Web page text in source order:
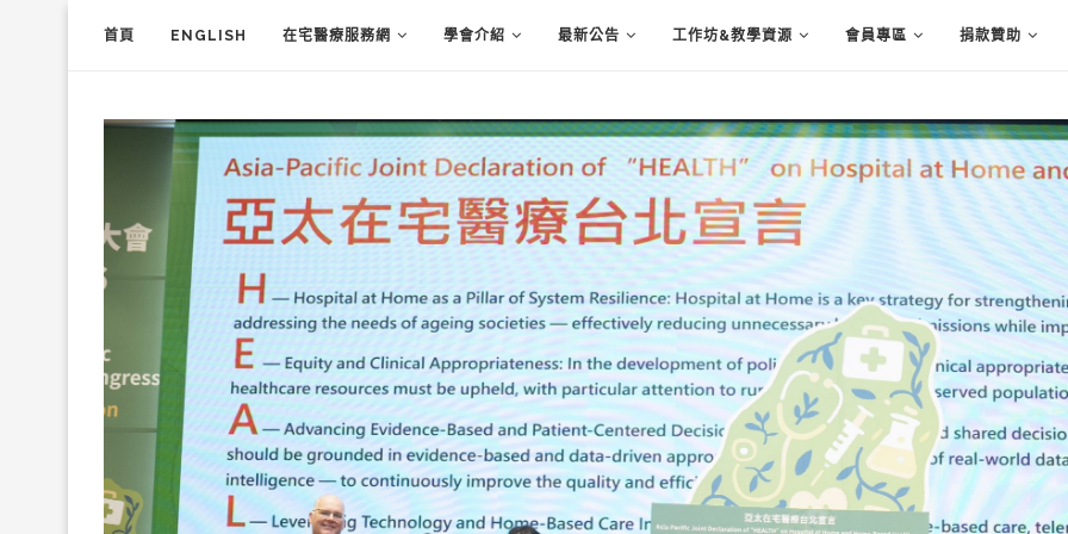
首頁 ENGLISH 在宅醫療服務網 學會介紹 最新公告 工作坊&教學資源 會員專區 捐款贊助